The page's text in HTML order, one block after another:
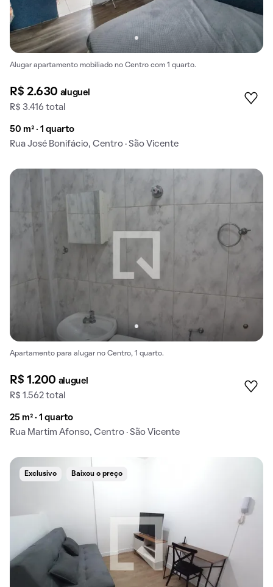
Alugar apartamento mobiliado no Centro com 1 quarto.
R$ 2.630 aluguel
R$ 3.416 total
50 m² · 1 quarto
Rua José Bonifácio, Centro · São Vicente
Apartamento para alugar no Centro, 1 quarto.
R$ 1.200 aluguel
R$ 1.562 total
25 m² · 1 quarto
Rua Martim Afonso, Centro · São Vicente
Exclusivo Baixou o preço